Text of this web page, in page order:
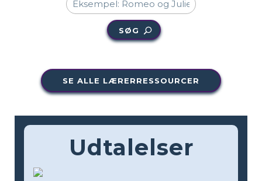
SØG
SE ALLE LÆRERRESSOURCER
Udtalelser